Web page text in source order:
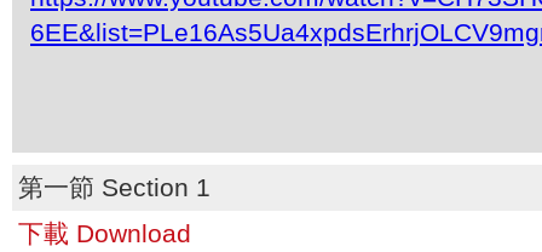
第一節 Section 1
下載 Download